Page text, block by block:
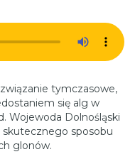
tymczasowe,
się alg w
Wojewoda Dolnośląski
skutecznego sposobu
glonów.